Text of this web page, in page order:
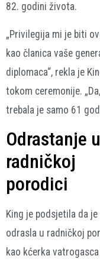
82. godini života.
„Privilegija mi je biti
kao članica vaše
diplomaca“, rekla je
tokom ceremonije.
trebala je samo 61
Odrastanje u
radničkoj
porodici
King je podsjetila da je
odrasla u radničkoj
kao kćerka